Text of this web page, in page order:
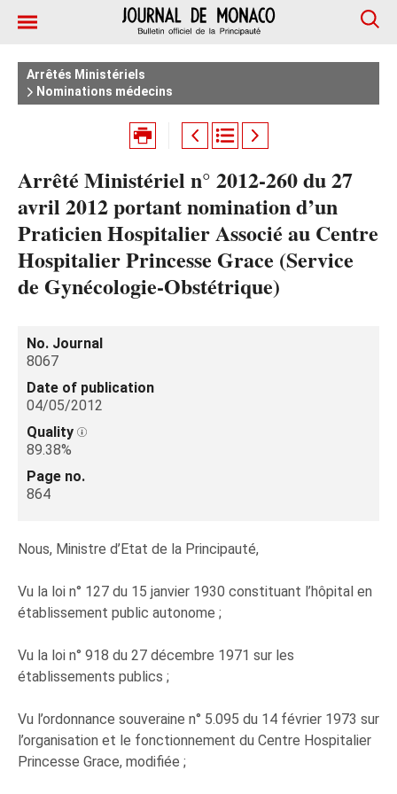
Arrêtés Ministériels
Nominations médecins
Arrêté Ministériel n° 2012-260 du 27
avril 2012 portant nomination d’un
Praticien Hospitalier Associé au Centre
Hospitalier Princesse Grace (Service
de Gynécologie-Obstétrique)
No. Journal
8067
Date of publication
04/05/2012
Quality
89.38%
Page no.
864
Nous, Ministre d’Etat de la Principauté,
Vu la loi n° 127 du 15 janvier 1930 constituant l’hôpital en
établissement public autonome ;
Vu la loi n° 918 du 27 décembre 1971 sur les
établissements publics ;
Vu l’ordonnance souveraine n° 5.095 du 14 février 1973 sur
l’organisation et le fonctionnement du Centre Hospitalier
Princesse Grace, modifiée ;